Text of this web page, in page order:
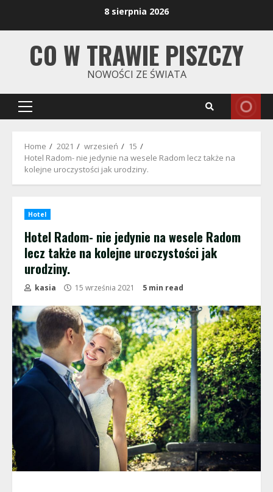
8 sierpnia 2026
CO W TRAWIE PISZCZY
NOWOŚCI ZE ŚWIATA
Primary
Home 2021 wrzesień
15
Hotel Radom- nie jedynie na wesele Radom lecz także na
kolejne uroczystości jak urodziny.
Hotel
Hotel Radom- nie jedynie na wesele Radom
lecz także na kolejne uroczystości jak
urodziny.
kasia 15 września 2021 5 min read